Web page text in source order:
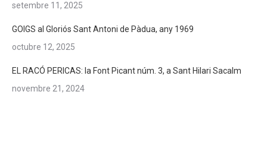
setembre 11, 2025
GOIGS al Gloriós Sant Antoni de Pàdua, any 1969
octubre 12, 2025
EL RACÓ PERICAS: la Font Picant núm. 3, a Sant Hilari Sacalm
novembre 21, 2024